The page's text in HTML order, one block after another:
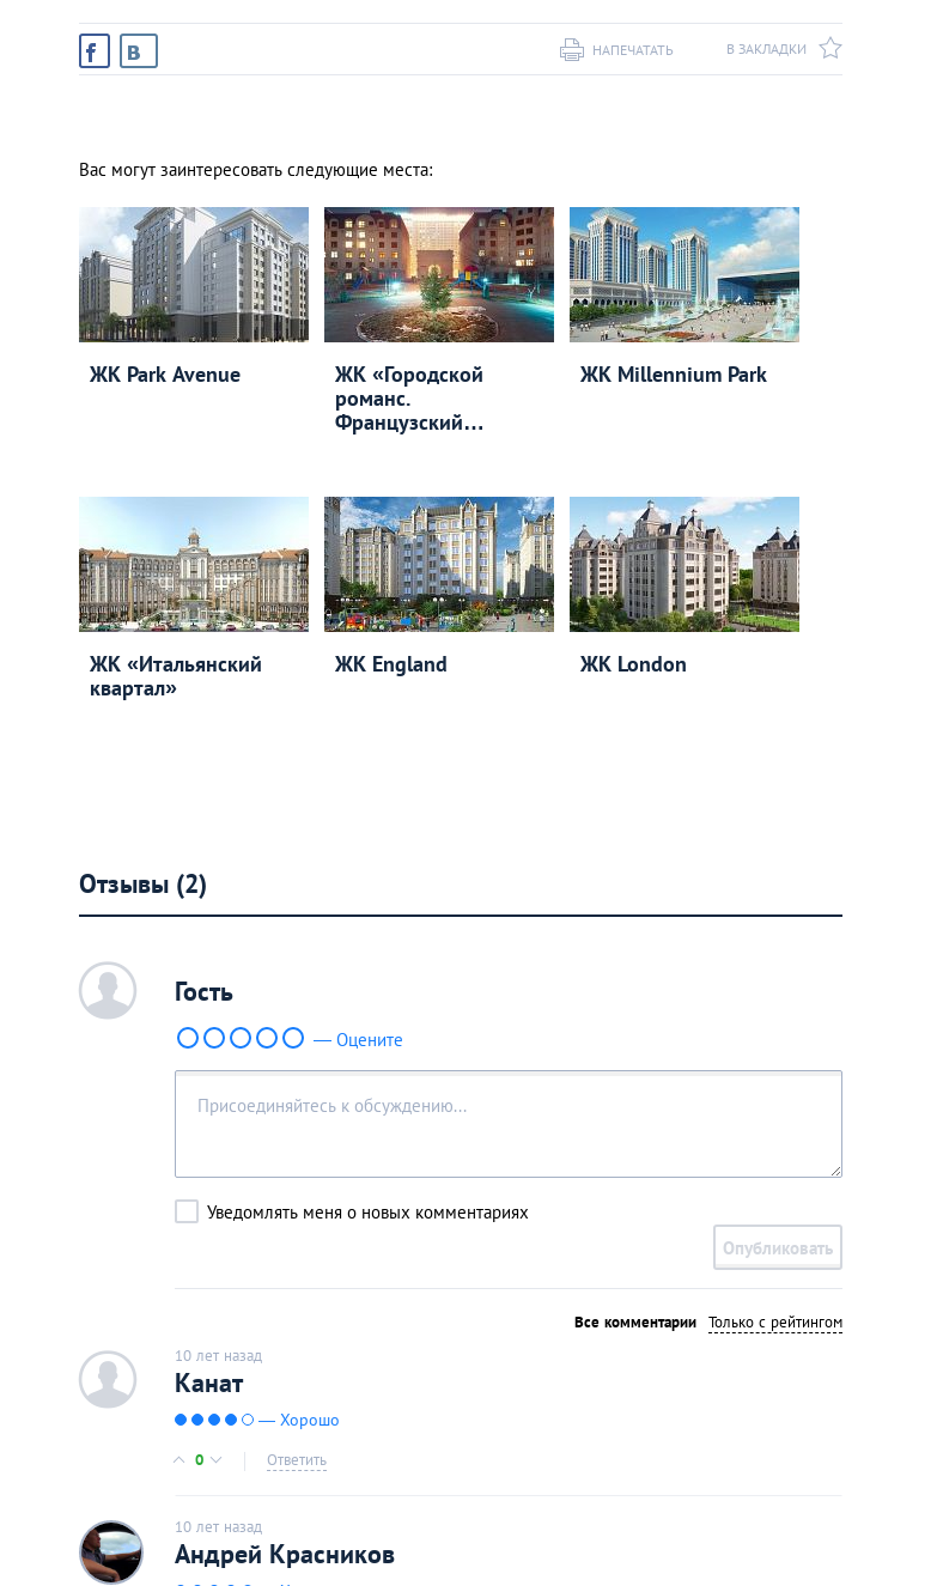
В ЗАКЛАДКИ
НАПЕЧАТАТЬ
Вас могут заинтересовать следующие места:
ЖК Park Avenue
ЖК «Городской
романс.
Французский
ЖК Millennium Park
ЖК «Итальянский
квартал»
ЖК England ЖК London
Отзывы (2)
c Гость
— Оцените
Уведомлять меня о новых комментариях
Опубликовать
Все комментарии Только с рейтингом
c 10 лет назад
Канат
— Хорошо
0 Ответить
10 лет назад
Андрей Красников